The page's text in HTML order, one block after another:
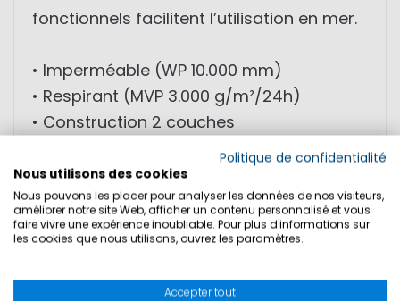
fonctionnels facilitent l’utilisation en mer.
• Imperméable (WP 10.000 mm)
• Respirant (MVP 3.000 g/m²/24h)
• Construction 2 couches
• Renforts dans les zones sollicitées
MATIÈRE: Matière extérieure: 100%
polyamide; Membrane: 100%
polyuréthane; Doublure: polyester
Politique de confidentialité
Nous utilisons des cookies
Nous pouvons les placer pour analyser les données de nos visiteurs,
améliorer notre site Web, afficher un contenu personnalisé et vous
faire vivre une expérience inoubliable. Pour plus d'informations sur
les cookies que nous utilisons, ouvrez les paramètres.
Accepter tout